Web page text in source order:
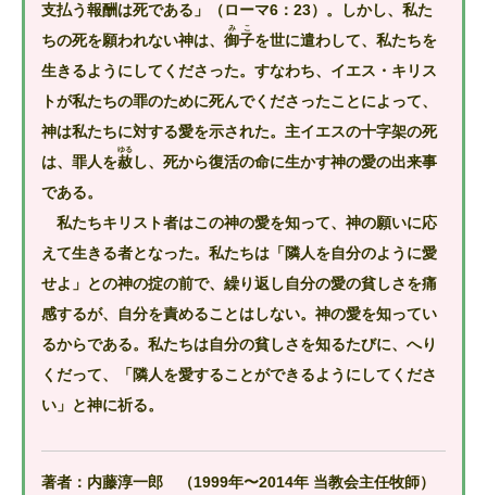
支払う報酬は死である」（ローマ6：23）。しかし、私た
ちの死を願われない神は、 御子
みこ
を世に遣わして、私たちを
生きるようにしてくださった。すなわち、イエス・キリス
トが私たちの罪のために死んでくださったことによって、
神は私たちに対する愛を示された。主イエスの十字架の死
は、罪人を赦
ゆる
し、死から復活の命に生かす神の愛の出来事
である。
私たちキリスト者はこの神の愛を知って、神の願いに応
えて生きる者となった。私たちは「隣人を自分のように愛
せよ」との神の掟の前で、繰り返し自分の愛の貧しさを痛
感するが、自分を責めることはしない。神の愛を知ってい
るからである。私たちは自分の貧しさを知るたびに、へり
くだって、「隣人を愛することができるようにしてくださ
い」と神に祈る。
著者：内藤淳一郎 （1999年〜2014年 当教会主任牧師）